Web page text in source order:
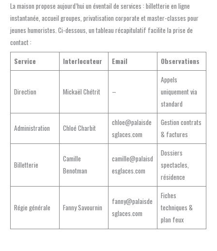
La maison propose aujourd’hui un éventail de services : billetterie en ligne
instantanée, accueil groupes, privatisation corporate et master-classes pour
jeunes humoristes. Ci-dessous, un tableau récapitulatif facilite la prise de
contact :
Service
Interlocuteur Email Observations
Direction Mickaël Chétrit –
Appels
uniquement via
standard
Administration Chloé Charbit
chloe@palaisde
sglaces.com
Gestion contrats
& factures
Billetterie
Camille
Benotman
camille@palaisd
esglaces.com
Dossiers
spectacles,
résidence
Régie générale Fanny Savournin
fanny@palaisde
sglaces.com
Fiches
techniques &
plan feux